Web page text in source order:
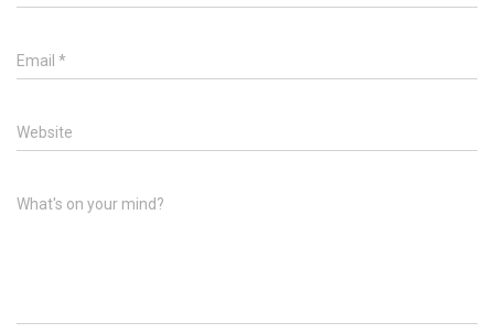
Email *
Website
What's on your mind?